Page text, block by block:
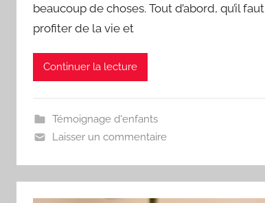
beaucoup de choses. Tout d’abord, qu’il faut
profiter de la vie et
Continuer la lecture
Témoignage d'enfants
Laisser un commentaire